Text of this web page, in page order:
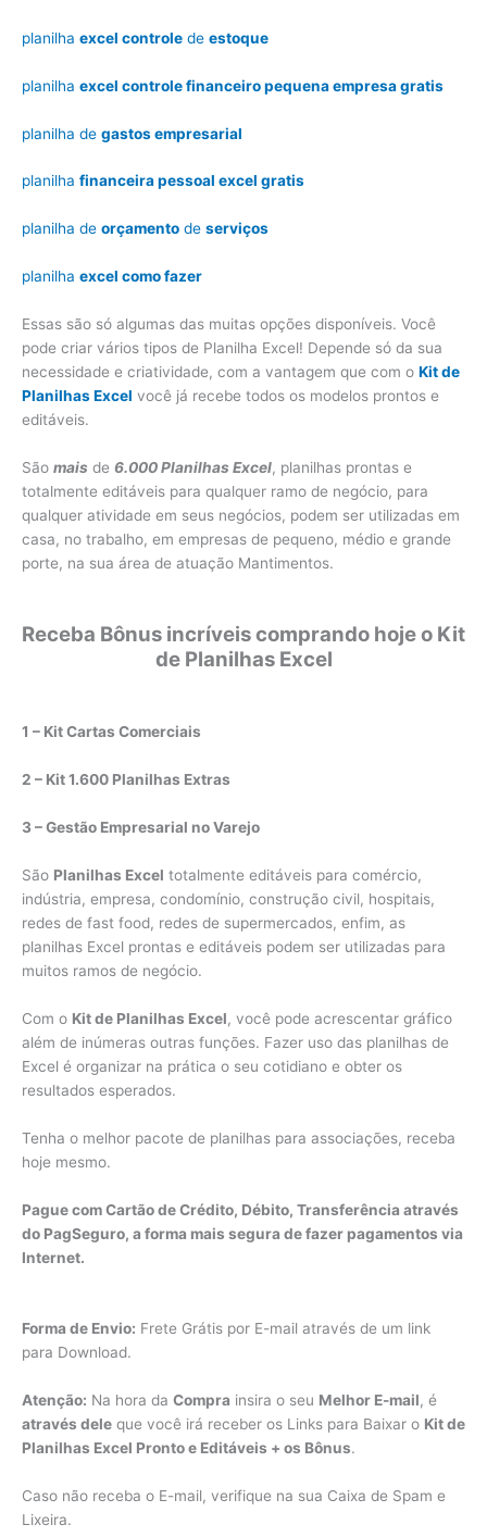
planilha excel controle de estoque
planilha excel controle financeiro pequena empresa gratis
planilha de gastos empresarial
planilha financeira pessoal excel gratis
planilha de orçamento de serviços
planilha excel como fazer
Essas são só algumas das muitas opções disponíveis. Você
pode criar vários tipos de Planilha Excel! Depende só da sua
necessidade e criatividade, com a vantagem que com o Kit de
Planilhas Excel você já recebe todos os modelos prontos e
editáveis.
São mais de 6.000 Planilhas Excel, planilhas prontas e
totalmente editáveis para qualquer ramo de negócio, para
qualquer atividade em seus negócios, podem ser utilizadas em
casa, no trabalho, em empresas de pequeno, médio e grande
porte, na sua área de atuação Mantimentos.
Receba Bônus incríveis comprando hoje o Kit
de Planilhas Excel
1 – Kit Cartas Comerciais
2 – Kit 1.600 Planilhas Extras
3 – Gestão Empresarial no Varejo
São Planilhas Excel totalmente editáveis para comércio,
indústria, empresa, condomínio, construção civil, hospitais,
redes de fast food, redes de supermercados, enfim, as
planilhas Excel prontas e editáveis podem ser utilizadas para
muitos ramos de negócio.
Com o Kit de Planilhas Excel, você pode acrescentar gráfico
além de inúmeras outras funções. Fazer uso das planilhas de
Excel é organizar na prática o seu cotidiano e obter os
resultados esperados.
Tenha o melhor pacote de planilhas para associações, receba
hoje mesmo.
Pague com Cartão de Crédito, Débito, Transferência através
do PagSeguro, a forma mais segura de fazer pagamentos via
Internet.
Forma de Envio: Frete Grátis por E-mail através de um link
para Download.
Atenção: Na hora da Compra insira o seu Melhor E-mail, é
através dele que você irá receber os Links para Baixar o Kit de
Planilhas Excel Pronto e Editáveis + os Bônus.
Caso não receba o E-mail, verifique na sua Caixa de Spam e
Lixeira.